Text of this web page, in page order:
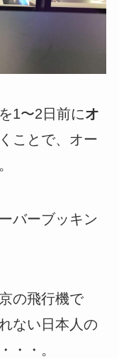
1〜2日前にオ
ことで、オー
バーブッキン
の飛行機で
ない日本人の
・・。